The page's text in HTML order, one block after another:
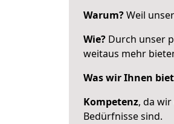
Warum?Weil
Wie? Durch unser
weitaus mehr
Was wir Ihnen
Kompetenz, da
Bedürfnisse sind.